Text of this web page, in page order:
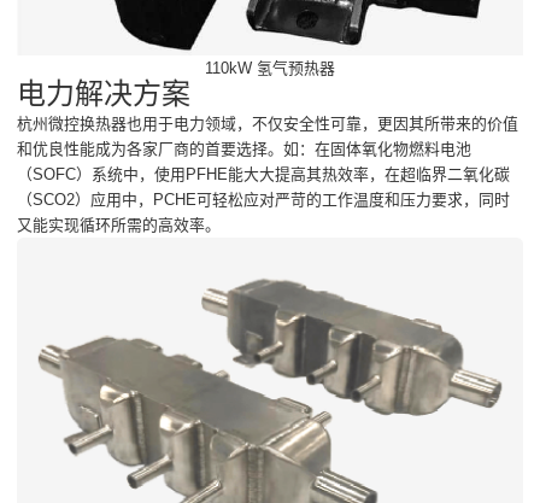
110kW 氢气预热器
电力解决方案
杭州微控换热器也用于电力领域，不仅安全性可靠，更因其所带来的价值
和优良性能成为各家厂商的首要选择。如：在固体氧化物燃料电池
（SOFC）系统中，使用PFHE能大大提高其热效率，在超临界二氧化碳
（SCO2）应用中，PCHE可轻松应对严苛的工作温度和压力要求，同时
又能实现循环所需的高效率。